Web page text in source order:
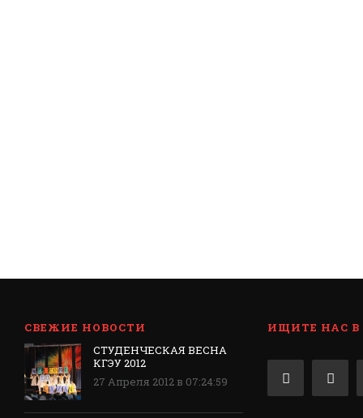
СВЕЖИЕ НОВОСТИ
СТУДЕНЧЕСКАЯ ВЕСНА
КГЭУ 2012
27 Апреля 2012 в 07:24:59
ИЩИТЕ НАС В